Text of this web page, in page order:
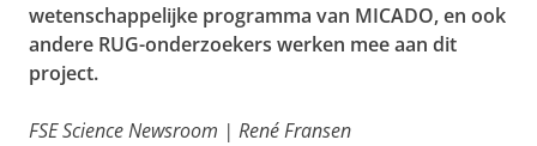
wetenschappelijke programma van MICADO, en ook
andere RUG-onderzoekers werken mee aan dit
project.
FSE Science Newsroom | René Fransen